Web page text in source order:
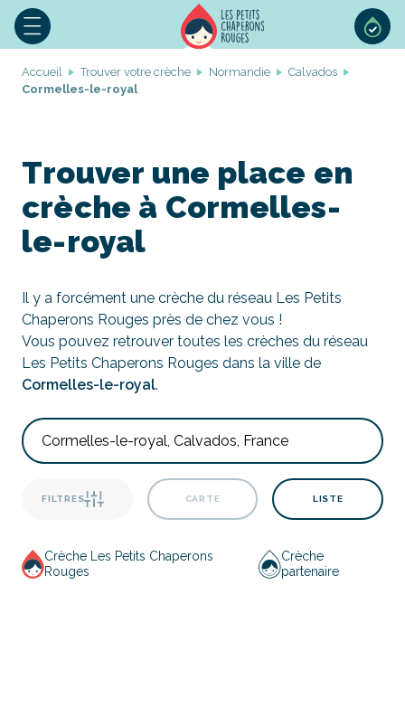
Accueil Trouver votre crèche Normandie
Calvados
Cormelles-le-royal
Trouver une place en
crèche à Cormelles-
le-royal
Il y a forcément une crèche du réseau Les Petits
Chaperons Rouges près de chez vous !
Vous pouvez retrouver toutes les crèches du réseau
Les Petits Chaperons Rouges dans la ville de
Cormelles-le-royal.
FILTRES CARTE LISTE
Crèche Les Petits Chaperons
Rouges
Crèche
partenaire